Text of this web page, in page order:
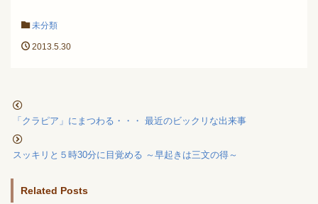
未分類
2013.5.30
「クラピア」にまつわる・・・ 最近のビックリな出来事
スッキリと５時30分に目覚める ～早起きは三文の得～
Related Posts